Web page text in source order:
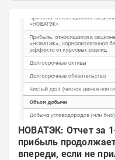
НОВАТЭК: Отчет за
прибыль
впереди, если не